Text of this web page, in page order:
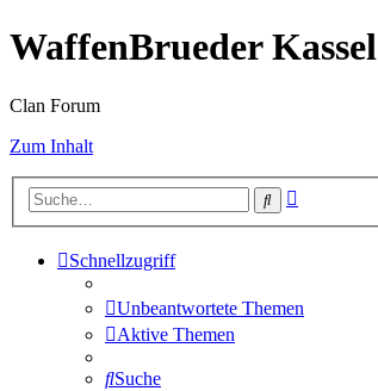
WaffenBrueder Kassel
Clan Forum
Zum Inhalt
Suche
Schnellzugriff
Unbeantwortete Themen
Aktive Themen
Suche